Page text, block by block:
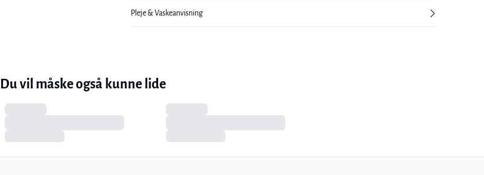
Pleje & Vaskeanvisning
Du vil måske også kunne lide